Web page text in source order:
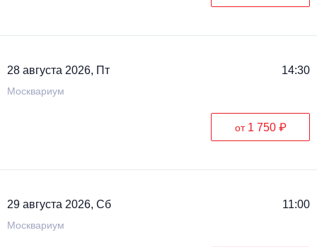
28 августа 2026, Пт 14:30
Москвариум
от 1 750 ₽
29 августа 2026, Сб 11:00
Москвариум